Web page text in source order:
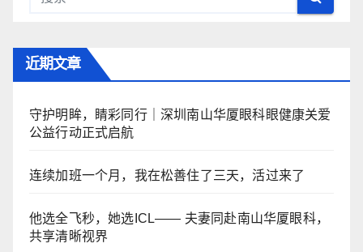
近期文章
守护明眸，睛彩同行｜深圳南山华厦眼科眼健康关爱
公益行动正式启航
连续加班一个月，我在松善住了三天，活过来了
他选全飞秒，她选ICL—— 夫妻同赴南山华厦眼科，
共享清晰视界